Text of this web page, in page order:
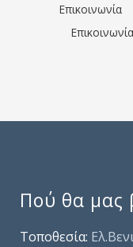
Επικοινωνία
Επικοινωνία
Πού θα μας
Τοποθεσία: